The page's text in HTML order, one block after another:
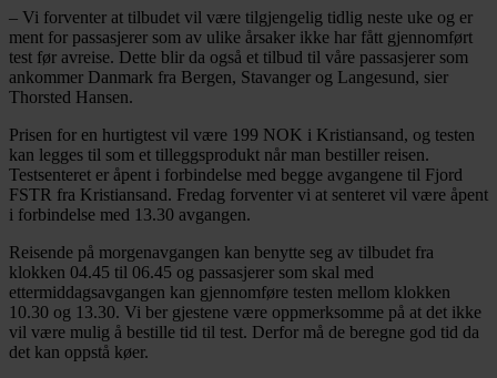
– Vi forventer at tilbudet vil være tilgjengelig tidlig neste uke og er
ment for passasjerer som av ulike årsaker ikke har fått gjennomført
test før avreise. Dette blir da også et tilbud til våre passasjerer som
ankommer Danmark fra Bergen, Stavanger og Langesund, sier
Thorsted Hansen.
Prisen for en hurtigtest vil være 199 NOK i Kristiansand, og testen
kan legges til som et tilleggsprodukt når man bestiller reisen.
Testsenteret er åpent i forbindelse med begge avgangene til Fjord
FSTR fra Kristiansand. Fredag forventer vi at senteret vil være åpent
i forbindelse med 13.30 avgangen.
Reisende på morgenavgangen kan benytte seg av tilbudet fra
klokken 04.45 til 06.45 og passasjerer som skal med
ettermiddagsavgangen kan gjennomføre testen mellom klokken
10.30 og 13.30. Vi ber gjestene være oppmerksomme på at det ikke
vil være mulig å bestille tid til test. Derfor må de beregne god tid da
det kan oppstå køer.